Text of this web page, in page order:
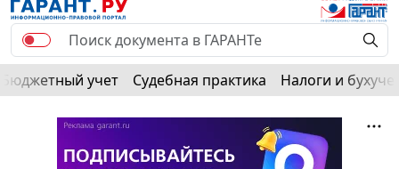
Бюджетный учет Судебная практика Налоги и